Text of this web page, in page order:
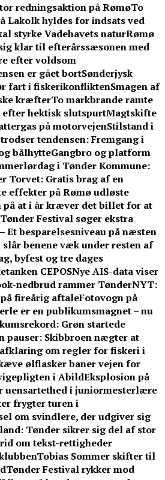
redningsaktion på RømøTo
Lakolk hyldes for indsats ved
styrke Vadehavets naturRømø
klar til efterårssæsonen med
efter voldsom
er gået bortSønderjysk
fart i fiskerikonfliktenSmagen af
kræfterTo markbrande ramte
hektisk slutspurtMagtskifte
på motorvejenStilstand i
tendensen: Fremgang i
bålhytteGangbro og platform
i Tønder Kommune:
Torvet: Gratis brag af en
effekter på Rømø udløste
på at i år kræver det billet for at
Festival søger ekstra
Et besparelsesniveau på næsten
benene væk under resten af
byfest og tre dages
CEPOSNye AIS-data viser
nedbrud rammer TønderNYT:
fireårig aftaleFotovogn på
er en publikumsmagnet – nu
Grøn startede
pauser: Skibbroen nægter at
om regler for fiskeri i
ølflasker baner vejen for
i AbildEksplosion på
uensartethed i juniormesterlære
frygter turen i
om svindlere, der udgiver sig
Tønder sikrer sig del af stor
om tekst-rettigheder
Tobias Sommer skifter til
Tønder Festival rykker mod